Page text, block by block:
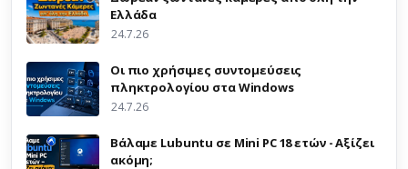
Ελλάδα
24.7.26
Οι πιο χρήσιμες συντομεύσεις
πληκτρολογίου στα Windows
24.7.26
Βάλαμε Lubuntu σε Mini PC 18 ετών - Αξίζει
ακόμη;